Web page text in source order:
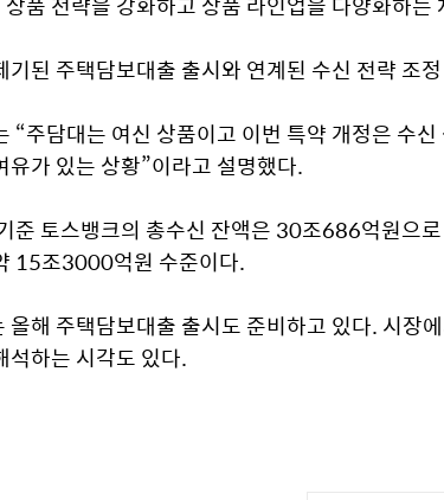
기된 주택담보대출 출시와 연계된 수신 전략 조
“주담대는 여신 상품이고 이번 특약 개정은 수
유가 있는 상황”이라고 설명했다.
준 토스뱅크의 총수신 잔액은 30조686억원으
15조3000억원 수준이다.
올해 주택담보대출 출시도 준비하고 있다. 시장
석하는 시각도 있다.